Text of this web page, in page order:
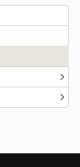
ajudou